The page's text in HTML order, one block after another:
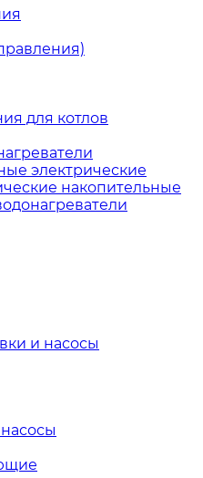
для котлов
электрические
накопительные
и насосы